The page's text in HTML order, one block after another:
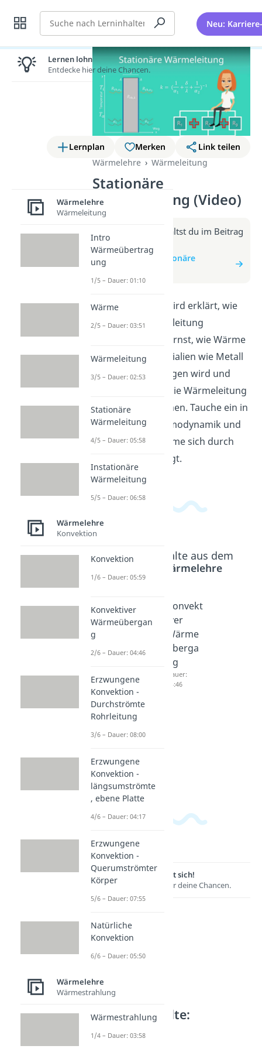
Suche Neu:
Lernplan Merken
Link teilen
Wärmelehre
Wärmeleitung
Stationäre
Wärmeleitung (Video)
Weitere Infos erhältst du im Beitrag
zum Video
zum Beitrag: Stationäre
Wärmeleitung
In diesem Video wird erklärt, wie
stationäre Wärmeleitung
funktioniert. Du lernst, wie Wärme
durch feste Materialien wie Metall
oder Glas übertragen wird und
welche Faktoren die Wärmeleitung
beeinflussen können. Tauche ein in
die Welt der Thermodynamik und
verstehe, wie Wärme sich durch
feste Stoffe bewegt.
Beliebte Inhalte aus dem
Wärmelehre
Instatio
näre
Wärmel
eitung
Konvekt
ion
Konvekt
iver
Wärme
überga
ng
Dauer:
04:46
Lernen lohnt sich!
Entdecke hier deine Chancen.
Weitere Inhalte:
Wärmelehre
Lernen lohnt sich!
Entdecke hier deine Chancen.
Wärmelehre
Wärmeleitung
Intro
Wärmeübertrag
ung
1/5 – Dauer: 01:10
Wärme
2/5 – Dauer: 03:51
Wärmeleitung
3/5 – Dauer: 02:53
Stationäre
Wärmeleitung
4/5 – Dauer: 05:58
Instationäre
Wärmeleitung
5/5 – Dauer: 06:58
Wärmelehre
Konvektion
Konvektion
1/6 – Dauer: 05:59
Konvektiver
Wärmeübergan
g
2/6 – Dauer: 04:46
Erzwungene
Konvektion -
Durchströmte
Rohrleitung
3/6 – Dauer: 08:00
Erzwungene
Konvektion -
längsumströmte
, ebene Platte
4/6 – Dauer: 04:17
Erzwungene
Konvektion -
Querumströmter
Körper
5/6 – Dauer: 07:55
Natürliche
Konvektion
6/6 – Dauer: 05:50
Wärmelehre
Wärmestrahlung
Wärmestrahlung
1/4 – Dauer: 03:58